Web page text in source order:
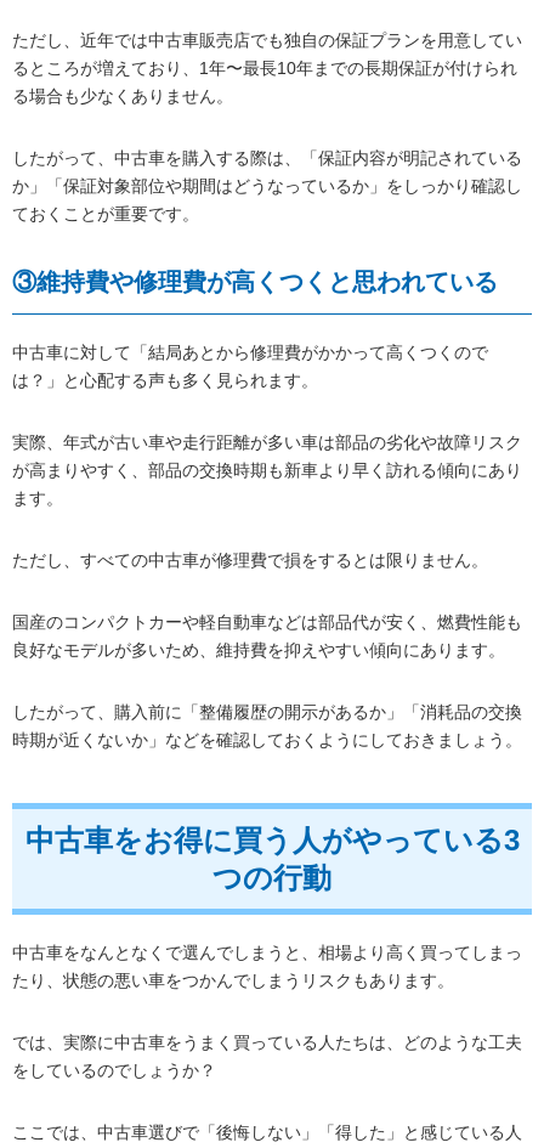
ただし、近年では中古車販売店でも独自の保証プランを用意してい
るところが増えており、1年〜最長10年までの長期保証が付けられ
る場合も少なくありません。
したがって、中古車を購入する際は、「保証内容が明記されている
か」「保証対象部位や期間はどうなっているか」をしっかり確認し
ておくことが重要です。
③維持費や修理費が高くつくと思われている
中古車に対して「結局あとから修理費がかかって高くつくので
は？」と心配する声も多く見られます。
実際、年式が古い車や走行距離が多い車は部品の劣化や故障リスク
が高まりやすく、部品の交換時期も新車より早く訪れる傾向にあり
ます。
ただし、すべての中古車が修理費で損をするとは限りません。
国産のコンパクトカーや軽自動車などは部品代が安く、燃費性能も
良好なモデルが多いため、維持費を抑えやすい傾向にあります。
したがって、購入前に「整備履歴の開示があるか」「消耗品の交換
時期が近くないか」などを確認しておくようにしておきましょう。
中古車をお得に買う人がやっている3
つの行動
中古車をなんとなくで選んでしまうと、相場より高く買ってしまっ
たり、状態の悪い車をつかんでしまうリスクもあります。
では、実際に中古車をうまく買っている人たちは、どのような工夫
をしているのでしょうか？
ここでは、中古車選びで「後悔しない」「得した」と感じている人